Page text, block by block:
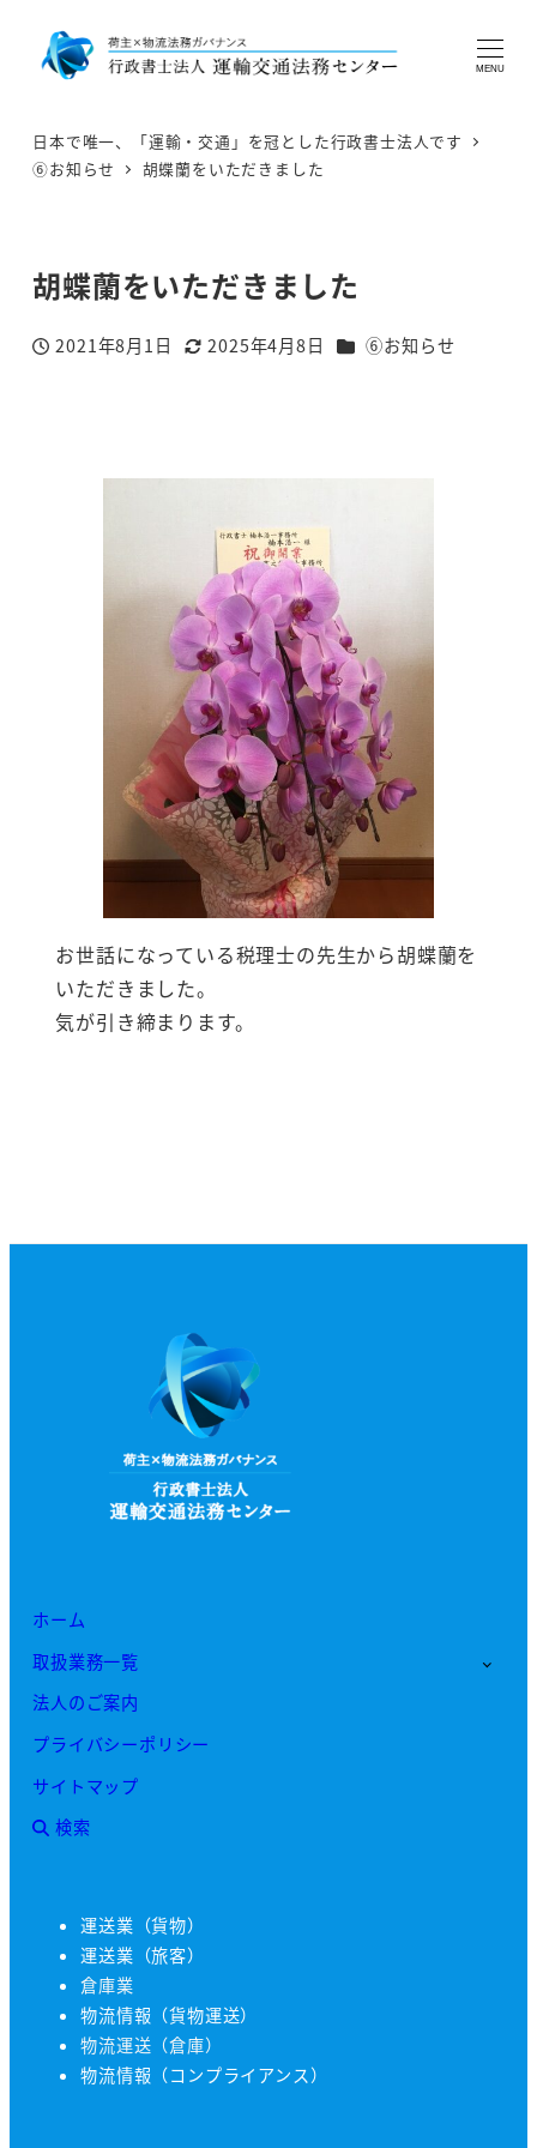
MENU
日本で唯一、「運輸・交通」を冠とした行政書士法人です
⑥お知らせ
胡蝶蘭をいただきました
胡蝶蘭をいただきました
投稿日
2021年8月1日
更新日
2025年4月8日 カテゴリー
⑥お知らせ
お世話になっている税理士の先生から胡蝶蘭を
いただきました。
気が引き締まります。
ホーム
取扱業務一覧
法人のご案内
プライバシーポリシー
サイトマップ
検索
運送業（貨物）
運送業（旅客）
倉庫業
物流情報（貨物運送）
物流運送（倉庫）
物流情報（コンプライアンス）